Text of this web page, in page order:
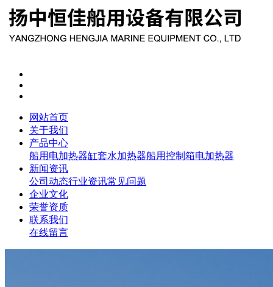
网站首页
关于我们
产品中心
船用电加热器缸套水加热器船用控制箱电加热器
新闻资讯
公司动态行业资讯常见问题
企业文化
荣誉资质
联系我们
在线留言